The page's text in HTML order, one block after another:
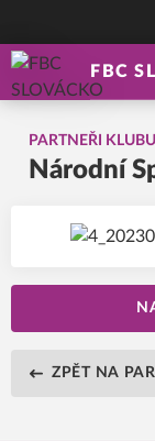
FBC
PARTNEŘI KLUBU
Národní
ZPĚT NA